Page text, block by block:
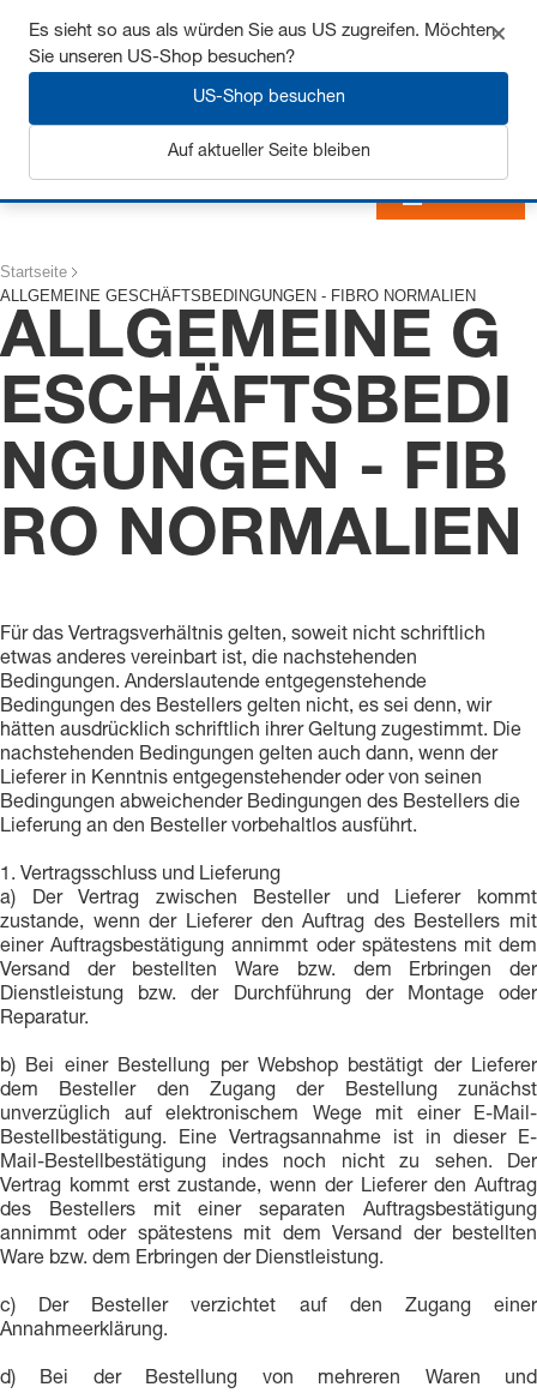
Sichern Sie sich bis zu 7% Rabatt - hier klicken um
mehr zu erfahren
Startseite
ALLGEMEINE GESCHÄFTSBEDINGUNGEN - FIBRO NORMALIEN
ALLGEMEINE G
ESCHÄFTSBEDI
NGUNGEN - FIB
RO NORMALIEN
Für das Vertragsverhältnis gelten, soweit nicht schriftlich
etwas anderes vereinbart ist, die nachstehenden
Bedingungen. Anderslautende entgegenstehende
Bedingungen des Bestellers gelten nicht, es sei denn, wir
hätten ausdrücklich schriftlich ihrer Geltung zugestimmt. Die
nachstehenden Bedingungen gelten auch dann, wenn der
Lieferer in Kenntnis entgegenstehender oder von seinen
Bedingungen abweichender Bedingungen des Bestellers die
Lieferung an den Besteller vorbehaltlos ausführt.
1. Vertragsschluss und Lieferung
a) Der Vertrag zwischen Besteller und Lieferer kommt
zustande, wenn der Lieferer den Auftrag des Bestellers mit
einer Auftragsbestätigung annimmt oder spätestens mit dem
Versand der bestellten Ware bzw. dem Erbringen der
Dienstleistung bzw. der Durchführung der Montage oder
Reparatur.
b) Bei einer Bestellung per Webshop bestätigt der Lieferer
dem Besteller den Zugang der Bestellung zunächst
unverzüglich auf elektronischem Wege mit einer E-Mail-
Bestellbestätigung. Eine Vertragsannahme ist in dieser E-
Mail-Bestellbestätigung indes noch nicht zu sehen. Der
Vertrag kommt erst zustande, wenn der Lieferer den Auftrag
des Bestellers mit einer separaten Auftragsbestätigung
annimmt oder spätestens mit dem Versand der bestellten
Ware bzw. dem Erbringen der Dienstleistung.
c) Der Besteller verzichtet auf den Zugang einer
Annahmeerklärung.
d) Bei der Bestellung von mehreren Waren und
Es sieht so aus als würden Sie aus US zugreifen. Möchten
Sie unseren US-Shop besuchen?
US-Shop besuchen
Auf aktueller Seite bleiben